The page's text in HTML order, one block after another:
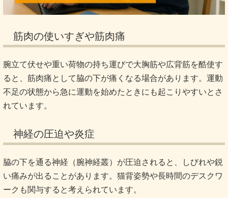
筋肉の使いすぎや筋肉痛
腕立て伏せや重い荷物の持ち運びで大胸筋や広背筋を酷使す
ると、筋肉痛として脇の下が痛くなる場合があります。運動
不足の状態から急に運動を始めたときにも起こりやすいとさ
れています。
神経の圧迫や炎症
脇の下を通る神経（腕神経叢）が圧迫されると、しびれや鋭
い痛みが出ることがあります。猫背姿勢や長時間のデスクワ
ークも関与すると考えられています。